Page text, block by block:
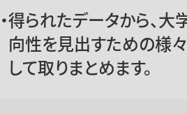
得られたデータから、
向性を見出すための様
して取りまとめます。